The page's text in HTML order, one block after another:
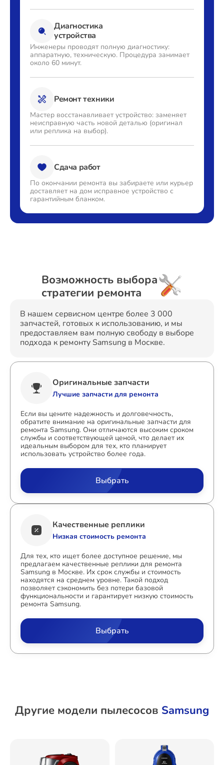
Диагностика
устройства
Инженеры проводят полную диагностику:
аппаратную, техническую. Процедура занимает
около 60 минут.
Ремонт техники
Мастер восстанавливает устройство: заменяет
неисправную часть новой деталью (оригинал
или реплика на выбор).
Сдача работ
По окончании ремонта вы забираете или курьер
доставляет на дом исправное устройство с
гарантийным бланком.
Возможность выбора
стратегии ремонта
В нашем сервисном центре более 3 000
запчастей, готовых к использованию, и мы
предоставляем вам полную свободу в выборе
подхода к ремонту Samsung в Москве.
Оригинальные запчасти
Лучшие запчасти для ремонта
Если вы цените надежность и долговечность,
обратите внимание на оригинальные запчасти для
ремонта Samsung. Они отличаются высоким сроком
службы и соответствующей ценой, что делает их
идеальным выбором для тех, кто планирует
использовать устройство более года.
Выбрать
Качественные реплики
Низкая стоимость ремонта
Для тех, кто ищет более доступное решение, мы
предлагаем качественные реплики для ремонта
Samsung в Москве. Их срок службы и стоимость
находятся на среднем уровне. Такой подход
позволяет сэкономить без потери базовой
функциональности и гарантирует низкую стоимость
ремонта Samsung.
Выбрать
Другие модели пылесосов Samsung